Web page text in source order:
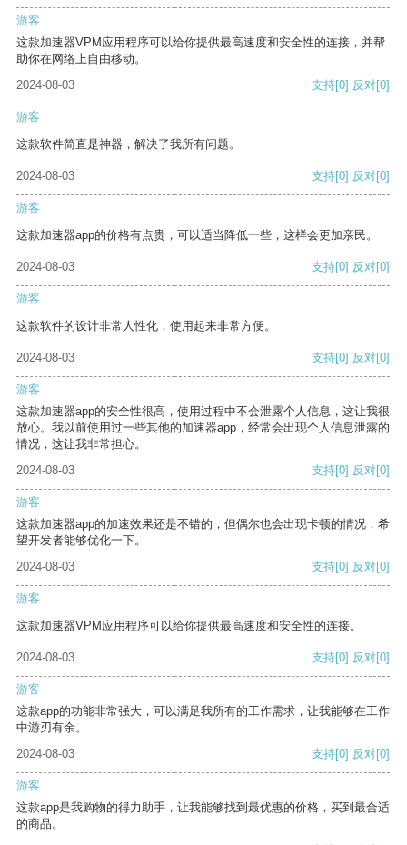
游客
这款加速器VPM应用程序可以给你提供最高速度和安全性的连接，并帮
助你在网络上自由移动。
2024-08-03
支持[0] 反对[0]
游客
这款软件简直是神器，解决了我所有问题。
2024-08-03 支持[0] 反对[0]
游客
这款加速器app的价格有点贵，可以适当降低一些，这样会更加亲民。
2024-08-03 支持[0] 反对[0]
游客
这款软件的设计非常人性化，使用起来非常方便。
2024-08-03 支持[0] 反对[0]
游客
这款加速器app的安全性很高，使用过程中不会泄露个人信息，这让我很
放心。我以前使用过一些其他的加速器app，经常会出现个人信息泄露的
情况，这让我非常担心。
2024-08-03
支持[0] 反对[0]
游客
这款加速器app的加速效果还是不错的，但偶尔也会出现卡顿的情况，希
望开发者能够优化一下。
2024-08-03
支持[0] 反对[0]
游客
这款加速器VPM应用程序可以给你提供最高速度和安全性的连接。
2024-08-03 支持[0] 反对[0]
游客
这款app的功能非常强大，可以满足我所有的工作需求，让我能够在工作
中游刃有余。
2024-08-03
支持[0] 反对[0]
游客
这款app是我购物的得力助手，让我能够找到最优惠的价格，买到最合适
的商品。